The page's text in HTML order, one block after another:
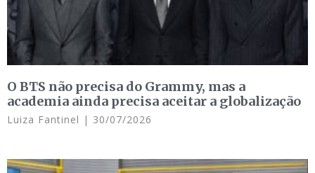
O BTS não precisa do Grammy, mas a
academia ainda precisa aceitar a globalização
Luiza Fantinel 30/07/2026